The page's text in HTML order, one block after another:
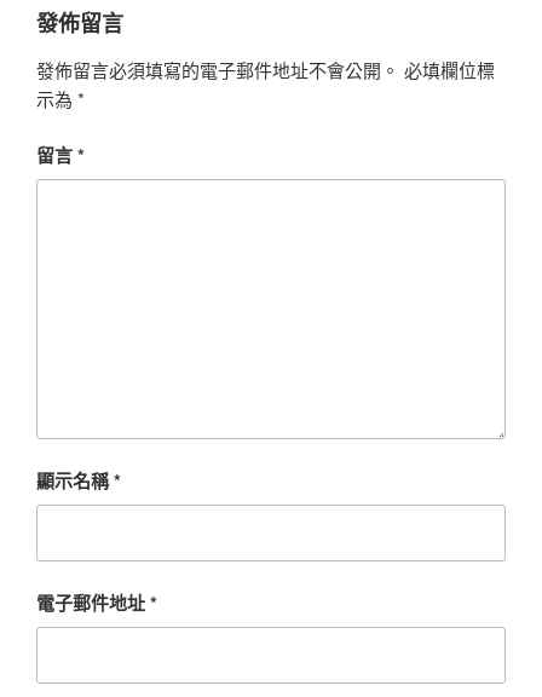
發佈留言
發佈留言必須填寫的電子郵件地址不會公開。 必填欄位標
示為 *
留言*
顯示名稱*
電子郵件地址*